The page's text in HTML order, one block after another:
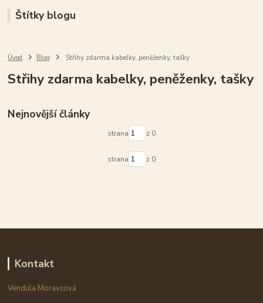
Štítky blogu
Úvod Blog Střihy zdarma kabelky, peněženky, tašky
Střihy zdarma kabelky, peněženky, tašky
Nejnovější články
strana z 0
strana z 0
Kontakt
Vendula Moravcová